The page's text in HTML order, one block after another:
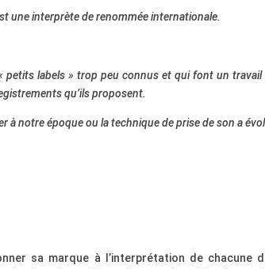
une interprète de renommée internationale.
petits labels » trop peu connus et qui font un travail
qu’ils proposent.
à notre époque ou la technique de prise de son a
sa marque à l’interprétation de chacune